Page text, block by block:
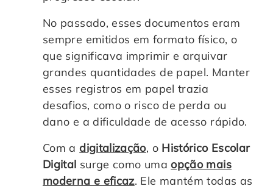
No passado, esses documentos eram
sempre emitidos em formato físico, o
que significava imprimir e arquivar
grandes quantidades de papel. Manter
esses registros em papel trazia
desafios, como o risco de perda ou
dano e a dificuldade de acesso rápido.
Com a digitalização, o Histórico Escolar
Digital surge como uma opção mais
moderna e eficaz. Ele mantém todas as